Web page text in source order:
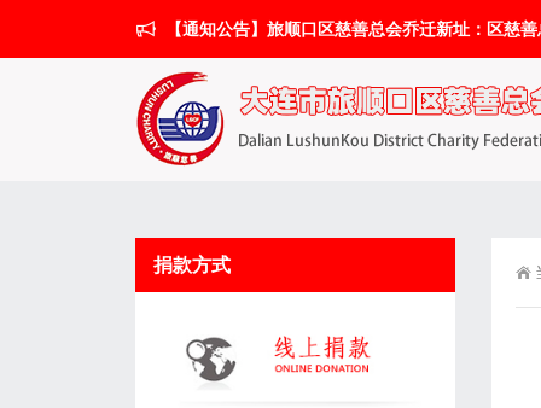
【通知公告】旅顺口区慈善总会乔迁新址：区慈
捐款方式